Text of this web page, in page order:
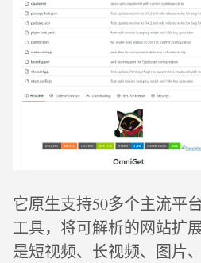
它原生支持50多个主流平
工具，将可解析的网站扩
是短视频、长视频、图片